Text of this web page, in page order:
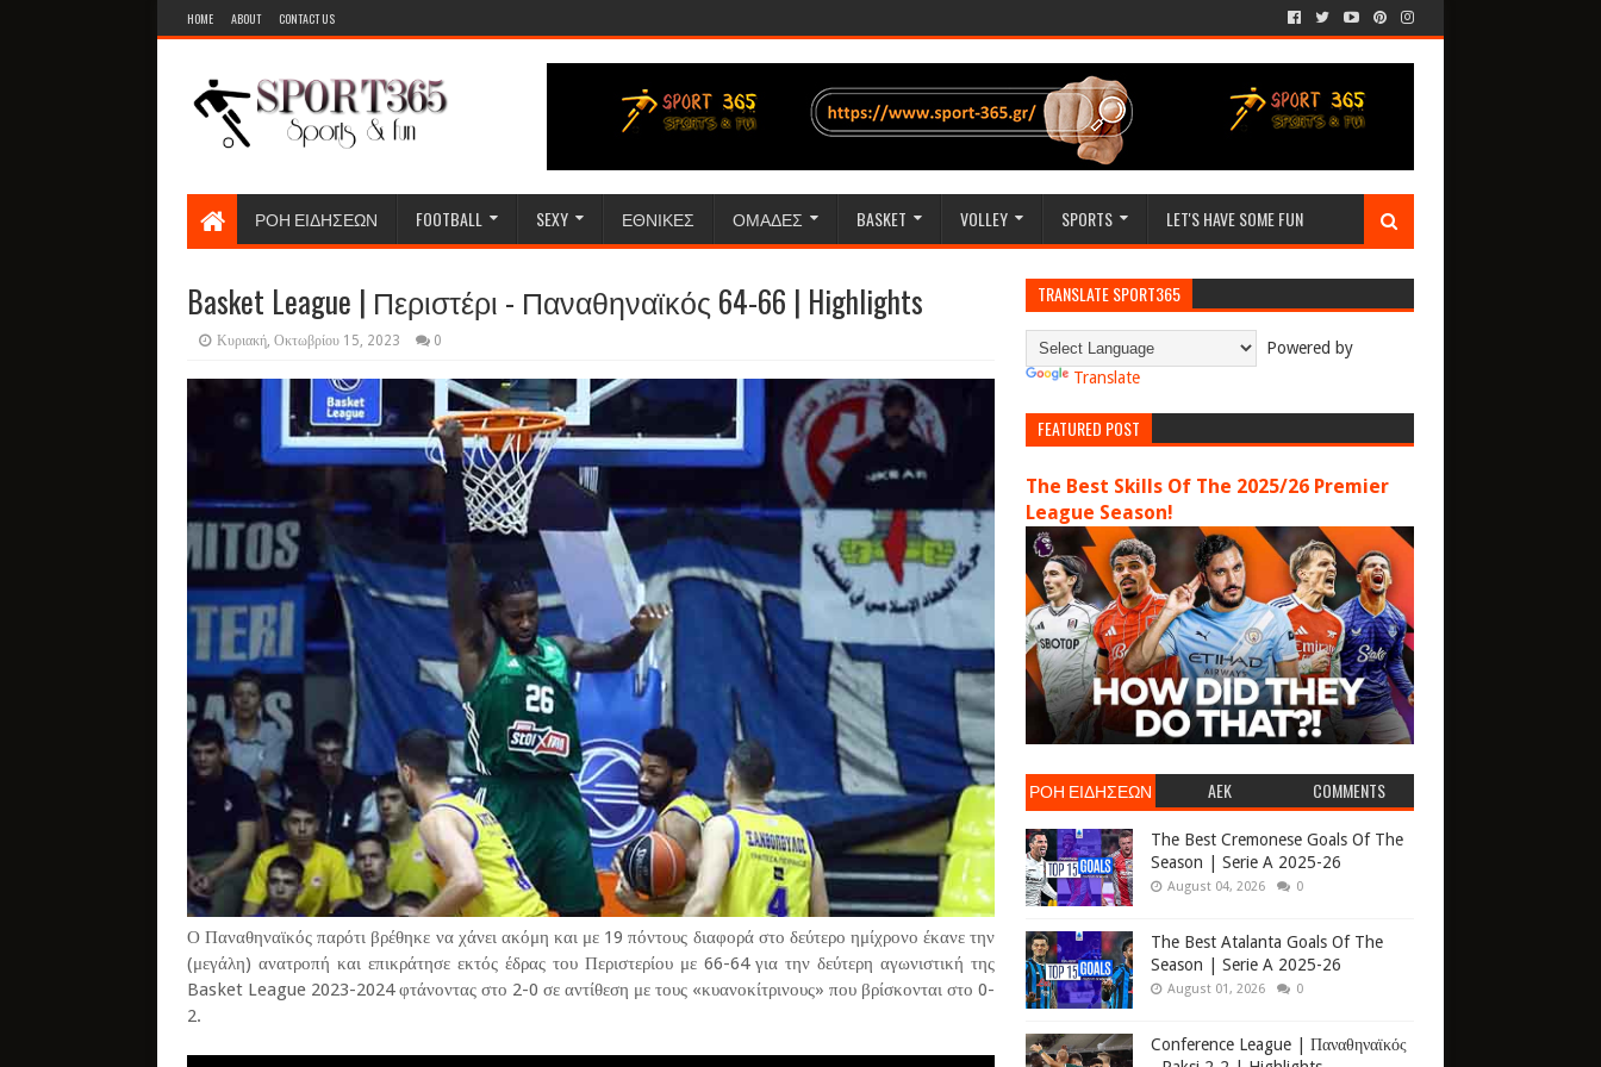
HOME ABOUT CONTACT US
ΡΟΗ ΕΙΔΗΣΕΩΝ FOOTBALL SEXY ΕΘΝΙΚΕΣ ΟΜΑΔΕΣ BASKET VOLLEY SPORTS LET'S HAVE SOME FUN
​Basket League | Περιστέρι - Παναθηναϊκός 64-66 | Highlights
Κυριακή, Οκτωβρίου 15, 2023 0
Ο Παναθηναϊκός παρότι βρέθηκε να χάνει ακόμη και με 19 πόντους διαφορά στο δεύτερο ημίχρονο έκανε την
(μεγάλη) ανατροπή και επικράτησε εκτός έδρας του Περιστερίου με 66-64 για την δεύτερη αγωνιστική της
Basket League 2023-2024 φτάνοντας στο 2-0 σε αντίθεση με τους «κυανοκίτρινους» που βρίσκονται στο 0-
2.
TRANSLATE SPORT365
Powered by
Translate
FEATURED POST
The Best Skills Of The 2025/26 Premier
League Season!
ΡΟΗ ΕΙΔΗΣΕΩΝ AEK COMMENTS
The Best Cremonese Goals Of The
Season | Serie A 2025-26
August 04, 2026 0
The Best Atalanta Goals Of The
Season | Serie A 2025-26
August 01, 2026 0
Conference League | Παναθηναϊκός